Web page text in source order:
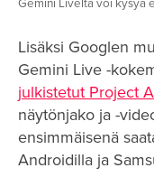
Gemini Liveltä voi kysyä
Lisäksi Googlen
Gemini Live -
julkistetut Project
näytönjako ja -
ensimmäisenä
Androidilla ja